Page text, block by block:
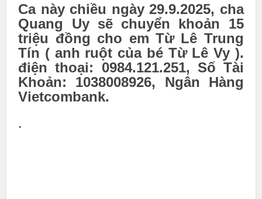
Ca này chiều ngày 29.9.2025, cha
Quang Uy sẽ chuyển khoản 15
triệu đồng cho em Từ Lê Trung
Tín ( anh ruột của bé Từ Lê Vy ).
điện thoại: 0984.121.251, Số Tài
Khoản: 1038008926, Ngân Hàng
Vietcombank.
.